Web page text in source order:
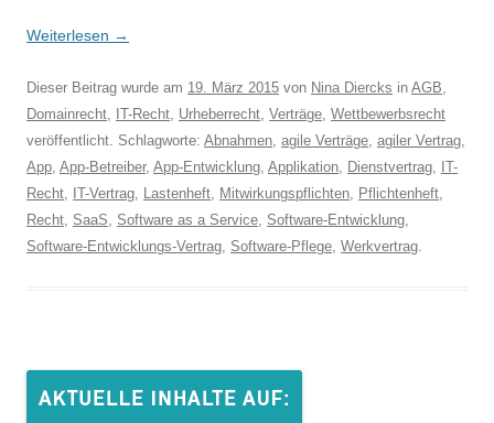
Weiterlesen →
Dieser Beitrag wurde am 19. März 2015 von Nina Diercks in AGB,
Domainrecht, IT-Recht, Urheberrecht, Verträge, Wettbewerbsrecht
veröffentlicht. Schlagworte: Abnahmen, agile Verträge, agiler Vertrag,
App, App-Betreiber, App-Entwicklung, Applikation, Dienstvertrag, IT-
Recht, IT-Vertrag, Lastenheft, Mitwirkungspflichten, Pflichtenheft,
Recht, SaaS, Software as a Service, Software-Entwicklung,
Software-Entwicklungs-Vertrag, Software-Pflege, Werkvertrag.